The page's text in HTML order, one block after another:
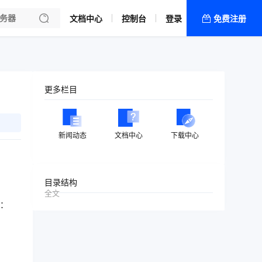
文档中心 控制台 登录 免费注册
更多栏目
新闻动态 文档中心 下载中心
目录结构
全文